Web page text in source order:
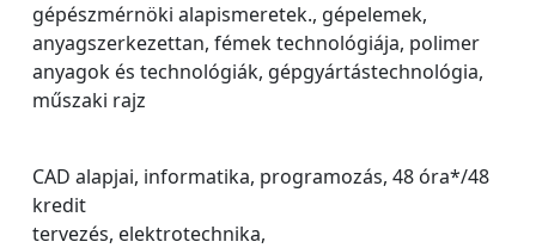
gépészmérnöki alapismeretek., gépelemek,
anyagszerkezettan, fémek technológiája, polimer
anyagok és technológiák, gépgyártástechnológia,
műszaki rajz
CAD alapjai, informatika, programozás, 48 óra*/48
kredit
tervezés, elektrotechnika,